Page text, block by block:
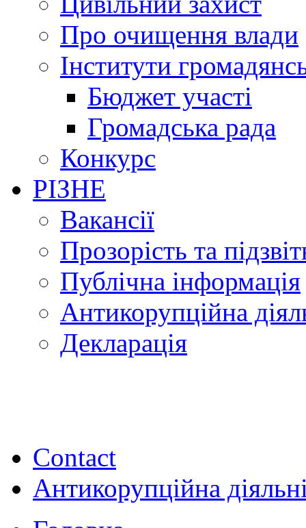
Про очищення влади
Інститути
Бюджет участі
Громадська рада
Конкурс
РІЗНЕ
Вакансії
Прозорість та
Публічна інформація
Антикорупційна
Декларація
Contact
Антикорупційна